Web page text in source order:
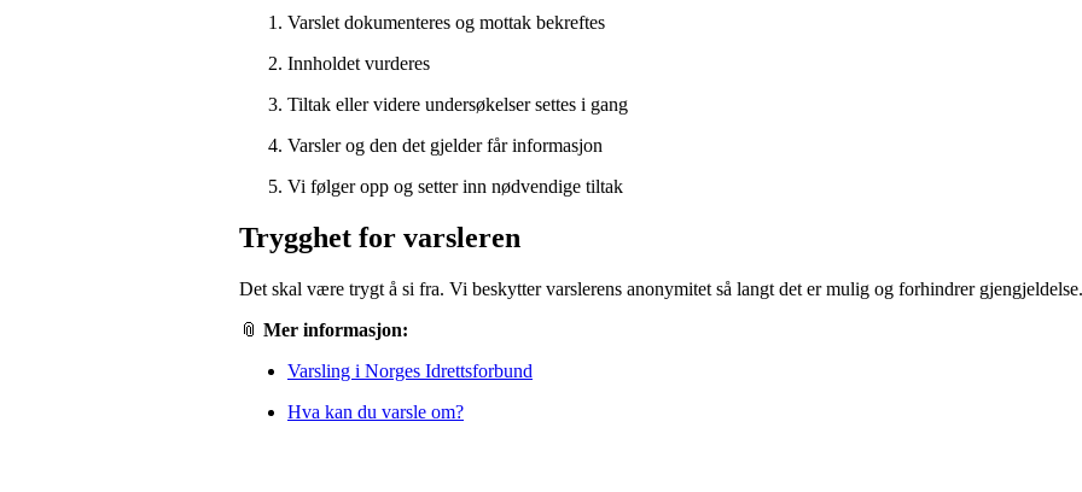
Varslet dokumenteres og mottak bekreftes
Innholdet vurderes
Tiltak eller videre undersøkelser settes i gang
Varsler og den det gjelder får informasjon
Vi følger opp og setter inn nødvendige tiltak
Trygghet for varsleren
Det skal være trygt å si fra. Vi beskytter varslerens anonymitet så langt det er mulig og forhindrer gjengjeldelse.
📎 Mer informasjon:
Varsling i Norges Idrettsforbund
Hva kan du varsle om?